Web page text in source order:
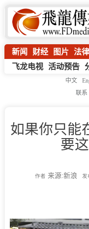
新闻 财经 图片 法律
飞龙电视 活动预告
中文
联系
如果你只能
要
作者 来源:新浪 发